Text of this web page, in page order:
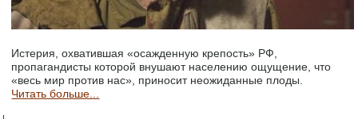
Истерия, охватившая «осажденную крепость» РФ,
пропагандисты которой внушают населению ощущение, что
«весь мир против нас», приносит неожиданные плоды.
Читать больше...